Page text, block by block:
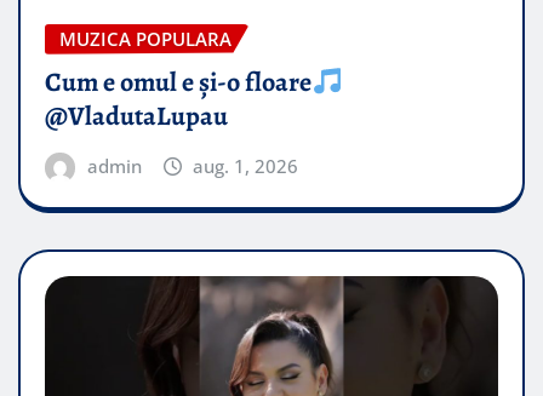
MUZICA POPULARA
Cum e omul e și-o floare
@VladutaLupau
admin aug. 1, 2026